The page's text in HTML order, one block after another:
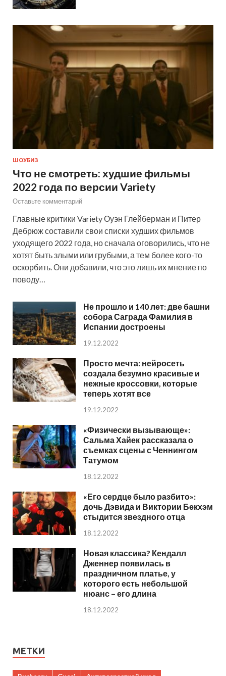
ШОУБИЗ
Что не смотреть: худшие фильмы
2022 года по версии Variety
Оставьте комментарий
Главные критики Variety Оуэн Глейберман и Питер
Дебрюж составили свои списки худших фильмов
уходящего 2022 года, но сначала оговорились, что не
хотят быть злыми или грубыми, а тем более кого-то
оскорбить. Они добавили, что это лишь их мнение по
поводу…
Не прошло и 140 лет: две башни
собора Саграда Фамилия в
Испании достроены
19.12.2022
Просто мечта: нейросеть
создала безумно красивые и
нежные кроссовки, которые
теперь хотят все
19.12.2022
«Физически вызывающе»:
Сальма Хайек рассказала о
съемках сцены с Ченнингом
Татумом
18.12.2022
«Его сердце было разбито»:
дочь Дэвида и Виктории Бекхэм
стыдится звездного отца
18.12.2022
Новая классика? Кендалл
Дженнер появилась в
праздничном платье, у
которого есть небольшой
нюанс – его длина
18.12.2022
МЕТКИ